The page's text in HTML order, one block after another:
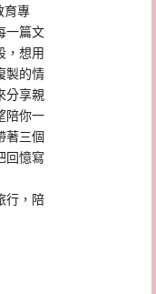
育專
一篇文
，想用
製的情
分享親
陪你一
著三個
回憶寫
行，陪